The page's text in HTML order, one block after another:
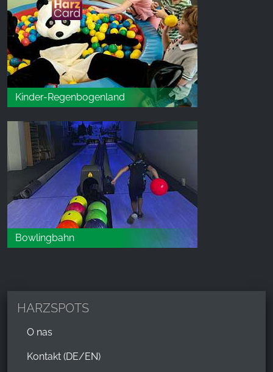
Kinder-Regenbogenland
Bowlingbahn
HARZSPOTS
O nas
Kontakt (DE/EN)